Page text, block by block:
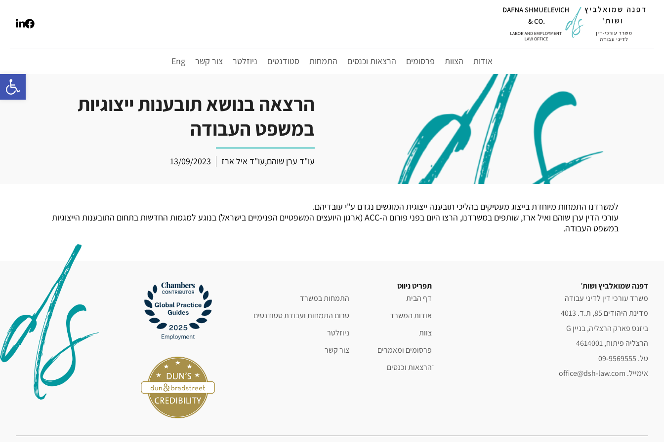
פתח
אודות הצוות פרסומים הרצאות וכנסים התמחות סטודנטים ניוזלטר צור קשר Eng
הרצאה בנושא תובענות ייצוגיות
במשפט העבודה
עו"ד ערן שוהם,עו"ד איל ארז 13/09/2023
למשרדנו התמחות מיוחדת בייצוג מעסיקים בהליכי תובענה ייצוגית המוגשים נגדם ע"י עובדיהם.
עורכי הדין ערן שוהם ואיל ארז, שותפים במשרדנו, הרצו היום בפני פורום ה-ACC (ארגון היועצים המשפטיים הפנימיים בישראל) בנוגע למגמות החדשות בתחום התובענות הייצוגיות
במשפט העבודה.
דפנה שמואלביץ ושות׳
משרד עורכי דין לדיני עבודה
מדינת היהודים 85, ת.ד. 4013
ביזנס פארק הרצליה, בניין G
הרצליה פיתוח, 4614001
טל. 09-9569555
אימייל. office@dsh-law.com
תפריט ניווט
דף הבית
אודות המשרד
צוות
פרסומים ומאמרים
ֿהרצאות וכנסים
התמחות במשרד
טרום התמחות ועבודת סטודנטים
ניוזלטר
צור קשר